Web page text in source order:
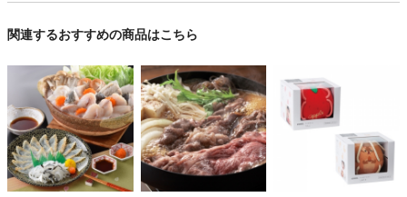
関連するおすすめの商品はこちら